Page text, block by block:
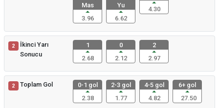
Mas
3.96
Yu
6.62
4.30
2
İkinci Yarı
Sonucu
1
2.68
0
2.12
2
2.97
2 Toplam Gol
0-1 gol
2.38
2-3 gol
1.77
4-5 gol
4.82
6+ gol
27.50